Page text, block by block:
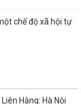
chế độ xã hội tự
Hằng: Hà Nội